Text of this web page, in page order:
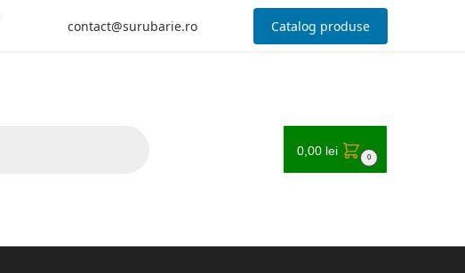
contact@surubarie.ro Catalog produse
0,00 lei 0